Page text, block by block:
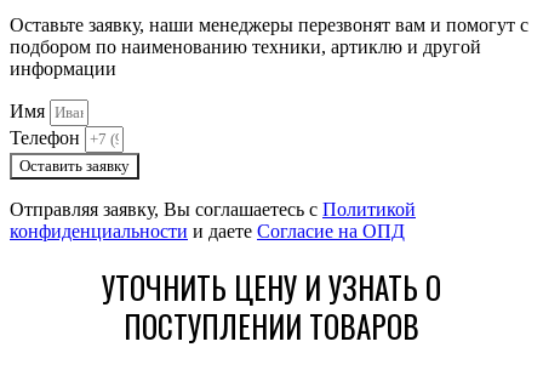
Оставьте заявку, наши менеджеры перезвонят вам и помогут с
подбором по наименованию техники, артиклю и другой
информации
Имя
Телефон
Оставить заявку
Отправляя заявку, Вы соглашаетесь с Политикой
конфиденциальности и даете Согласие на ОПД
УТОЧНИТЬ ЦЕНУ И УЗНАТЬ О
ПОСТУПЛЕНИИ ТОВАРОВ